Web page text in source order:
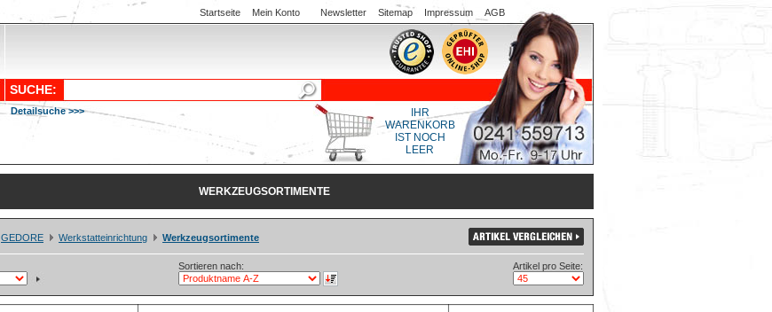
Startseite Mein Konto Newsletter Sitemap Impressum AGB
SUCHE:
Detailsuche >>>
IHR
WARENKORB
IST NOCH
LEER
WERKZEUGSORTIMENTE
GEDORE Werkstatteinrichtung Werkzeugsortimente
Sortieren nach: Artikel pro Seite: